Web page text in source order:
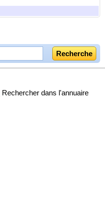
Rechercher dans l'annuaire